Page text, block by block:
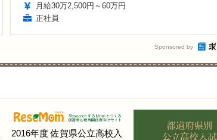
月給30万2,500円～60万円
正社員
Sponsored by
2016年度 佐賀県公立高校入